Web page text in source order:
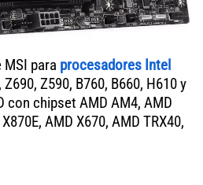
para procesadores Intel
Z590, B760, B660, H610 y
con chipset AMD AM4, AMD
AMD X670, AMD TRX40,